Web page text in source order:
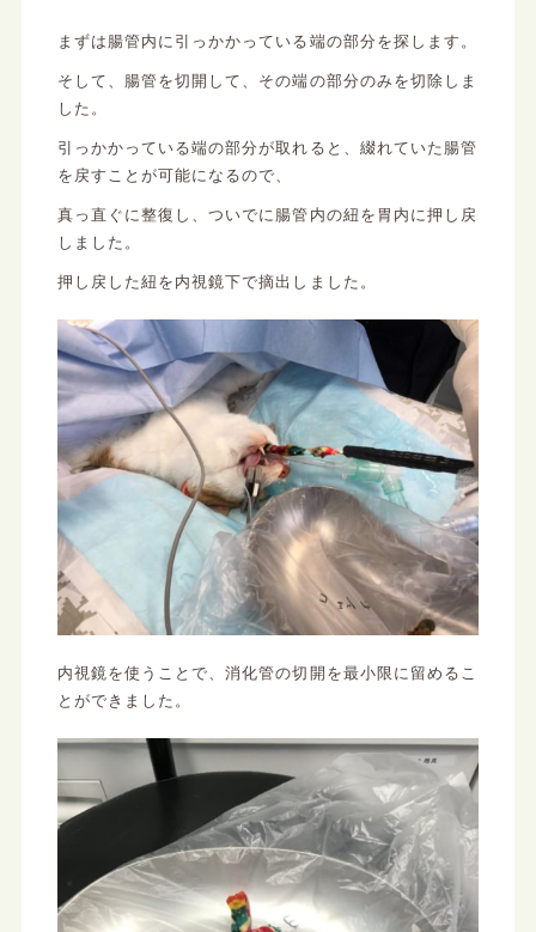
まずは腸管内に引っかかっている端の部分を探します。
そして、腸管を切開して、その端の部分のみを切除しま
した。
引っかかっている端の部分が取れると、綴れていた腸管
を戻すことが可能になるので、
真っ直ぐに整復し、ついでに腸管内の紐を胃内に押し戻
しました。
押し戻した紐を内視鏡下で摘出しました。
内視鏡を使うことで、消化管の切開を最小限に留めるこ
とができました。